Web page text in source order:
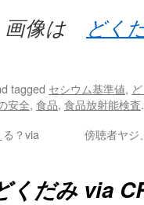
画像は
どく
tagged セシウム基準値,
安全, 食品, 食品放射能検査
？via
傍聴者ヤ
くだみ via